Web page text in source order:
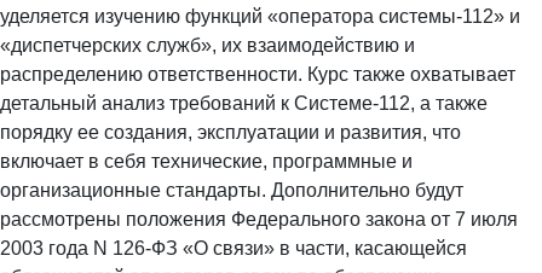
уделяется изучению функций «оператора системы-112» и
«диспетчерских служб», их взаимодействию и
распределению ответственности. Курс также охватывает
детальный анализ требований к Системе-112, а также
порядку ее создания, эксплуатации и развития, что
включает в себя технические, программные и
организационные стандарты. Дополнительно будут
рассмотрены положения Федерального закона от 7 июля
2003 года N 126-ФЗ «О связи» в части, касающейся